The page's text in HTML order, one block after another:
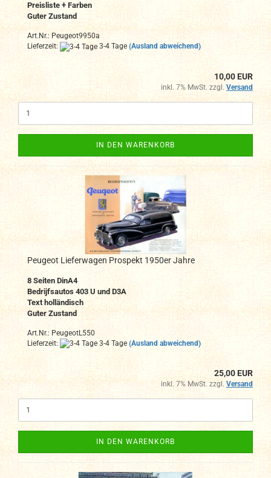
Preisliste + Farben
Guter Zustand
Art.Nr.: Peugeot9950a
Lieferzeit:
3-4 Tage (Ausland abweichend)
10,00 EUR
inkl. 7% MwSt. zzgl. Versand
IN DEN WARENKORB
Peugeot Lieferwagen Prospekt 1950er Jahre
8 Seiten DinA4
Bedrijfsautos 403 U und D3A
Text holländisch
Guter Zustand
Art.Nr.: PeugeotL550
Lieferzeit:
3-4 Tage (Ausland abweichend)
25,00 EUR
inkl. 7% MwSt. zzgl. Versand
IN DEN WARENKORB